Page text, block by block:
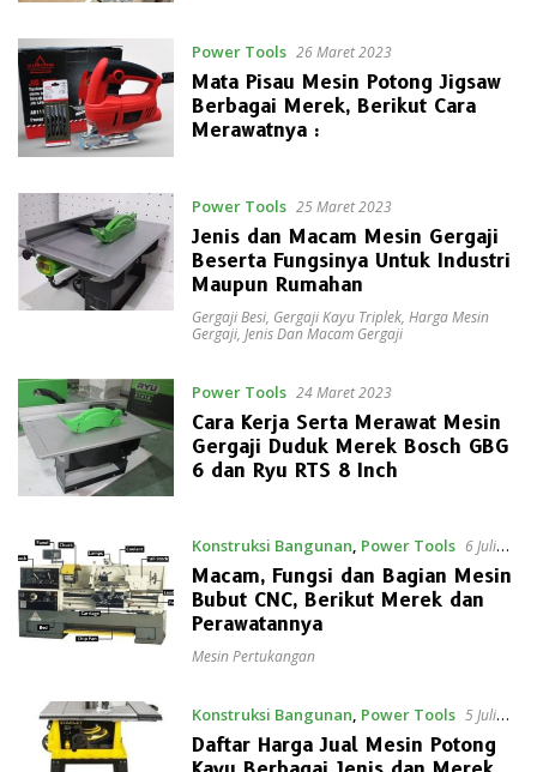
Power Tools 26 Maret 2023
Mata Pisau Mesin Potong Jigsaw
Berbagai Merek, Berikut Cara
Merawatnya :
Power Tools 25 Maret 2023
Jenis dan Macam Mesin Gergaji
Beserta Fungsinya Untuk Industri
Maupun Rumahan
Gergaji Besi, Gergaji Kayu Triplek, Harga Mesin
Gergaji, Jenis Dan Macam Gergaji
Power Tools 24 Maret 2023
Cara Kerja Serta Merawat Mesin
Gergaji Duduk Merek Bosch GBG
6 dan Ryu RTS 8 Inch
Konstruksi Bangunan, Power Tools 6 Juli
2022
Macam, Fungsi dan Bagian Mesin
Bubut CNC, Berikut Merek dan
Perawatannya
Mesin Pertukangan
Konstruksi Bangunan, Power Tools 5 Juli
2022
Daftar Harga Jual Mesin Potong